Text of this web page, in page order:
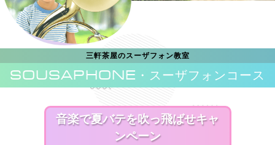
三軒茶屋のスーザフォン教室
SOUSAPHONE ・スーザフォンコース
音楽で夏バテを吹っ飛ばせキャ
ンペーン